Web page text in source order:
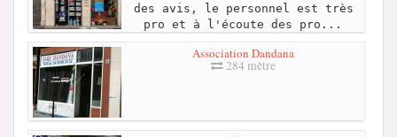
des avis, le personnel est très
pro et à l'écoute des pro...
Association Dandana
284 mètre